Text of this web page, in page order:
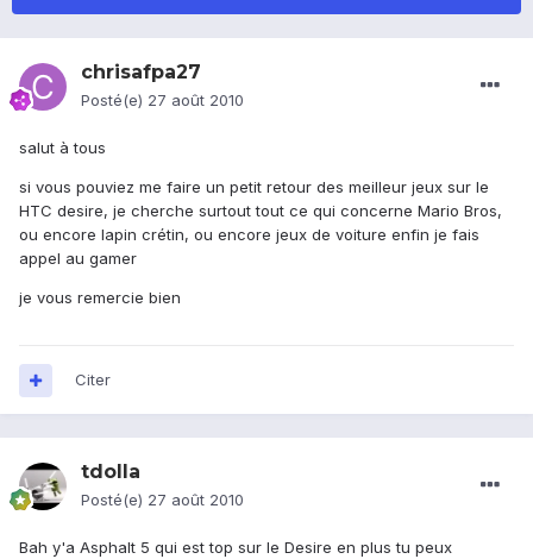
chrisafpa27
Posté(e) 27 août 2010
salut à tous
si vous pouviez me faire un petit retour des meilleur jeux sur le
HTC desire, je cherche surtout tout ce qui concerne Mario Bros,
ou encore lapin crétin, ou encore jeux de voiture enfin je fais
appel au gamer
je vous remercie bien
Citer
tdolla
Posté(e) 27 août 2010
Bah y'a Asphalt 5 qui est top sur le Desire en plus tu peux